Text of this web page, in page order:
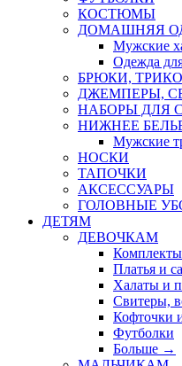
КОСТЮМЫ
ДОМАШНЯЯ
Мужские
Одежда
БРЮКИ,
ДЖЕМПЕРЫ,
НАБОРЫ ДЛЯ
НИЖНЕЕ
Мужские
НОСКИ
ТАПОЧКИ
АКСЕССУАРЫ
ГОЛОВНЫЕ
ДЕТЯМ
ДЕВОЧКАМ
Платья и
Халаты и
Свитеры,
Кофточки
Футболки
Больше →